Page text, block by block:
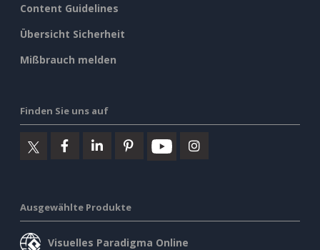
Content Guidelines
Übersicht Sicherheit
Mißbrauch melden
Finden Sie uns auf
Ausgewählte Produkte
Visuelles Paradigma Online